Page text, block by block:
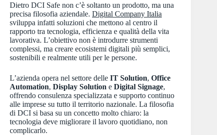
Dietro DCI Safe non c’è soltanto un prodotto, ma una
precisa filosofia aziendale. Digital Company Italia
sviluppa infatti soluzioni che mettono al centro il
rapporto tra tecnologia, efficienza e qualità della vita
lavorativa. L’obiettivo non è introdurre strumenti
complessi, ma creare ecosistemi digitali più semplici,
sostenibili e realmente utili per le persone.
L’azienda opera nel settore delle IT Solution, Office
Automation, Display Solution e Digital Signage,
offrendo consulenza specializzata e supporto continuo
alle imprese su tutto il territorio nazionale. La filosofia
di DCI si basa su un concetto molto chiaro: la
tecnologia deve migliorare il lavoro quotidiano, non
complicarlo.